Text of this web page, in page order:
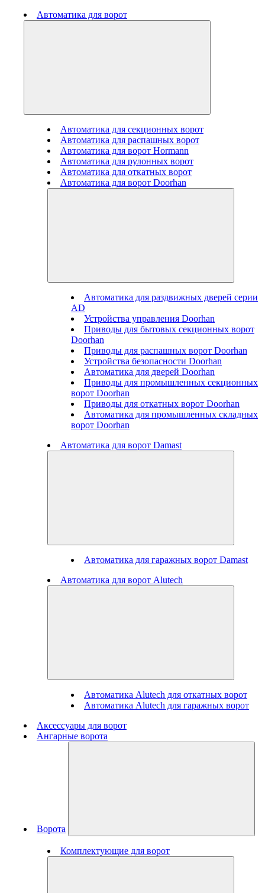
Автоматика для ворот
Автоматика для секционных ворот
Автоматика для распашных ворот
Автоматика для ворот Hormann
Автоматика для рулонных ворот
Автоматика для откатных ворот
Автоматика для ворот Doorhan
Автоматика для раздвижных дверей серии
AD
Устройства управления Doorhan
Приводы для бытовых секционных ворот
Doorhan
Приводы для распашных ворот Doorhan
Устройства безопасности Doorhan
Автоматика для дверей Doorhan
Приводы для промышленных секционных
ворот Doorhan
Приводы для откатных ворот Doorhan
Автоматика для промышленных складных
ворот Doorhan
Автоматика для ворот Damast
Автоматика для гаражных ворот Damast
Автоматика для ворот Alutech
Автоматика Alutech для откатных ворот
Автоматика Alutech для гаражных ворот
Аксессуары для ворот
Ангарные ворота
Ворота
Комплектующие для ворот